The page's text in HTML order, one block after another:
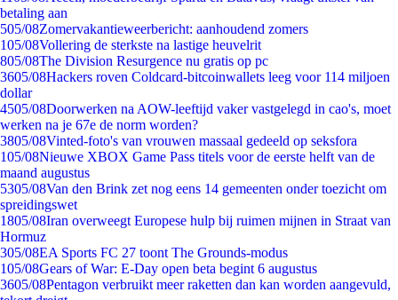
betaling aan
505/08Zomervakantieweerbericht: aanhoudend zomers
105/08Vollering de sterkste na lastige heuvelrit
805/08The Division Resurgence nu gratis op pc
3605/08Hackers roven Coldcard-bitcoinwallets leeg voor 114 miljoen
dollar
4505/08Doorwerken na AOW-leeftijd vaker vastgelegd in cao's, moet
werken na je 67e de norm worden?
3805/08Vinted-foto's van vrouwen massaal gedeeld op seksfora
105/08Nieuwe XBOX Game Pass titels voor de eerste helft van de
maand augustus
5305/08Van den Brink zet nog eens 14 gemeenten onder toezicht om
spreidingswet
1805/08Iran overweegt Europese hulp bij ruimen mijnen in Straat van
Hormuz
305/08EA Sports FC 27 toont The Grounds-modus
105/08Gears of War: E-Day open beta begint 6 augustus
3605/08Pentagon verbruikt meer raketten dan kan worden aangevuld,